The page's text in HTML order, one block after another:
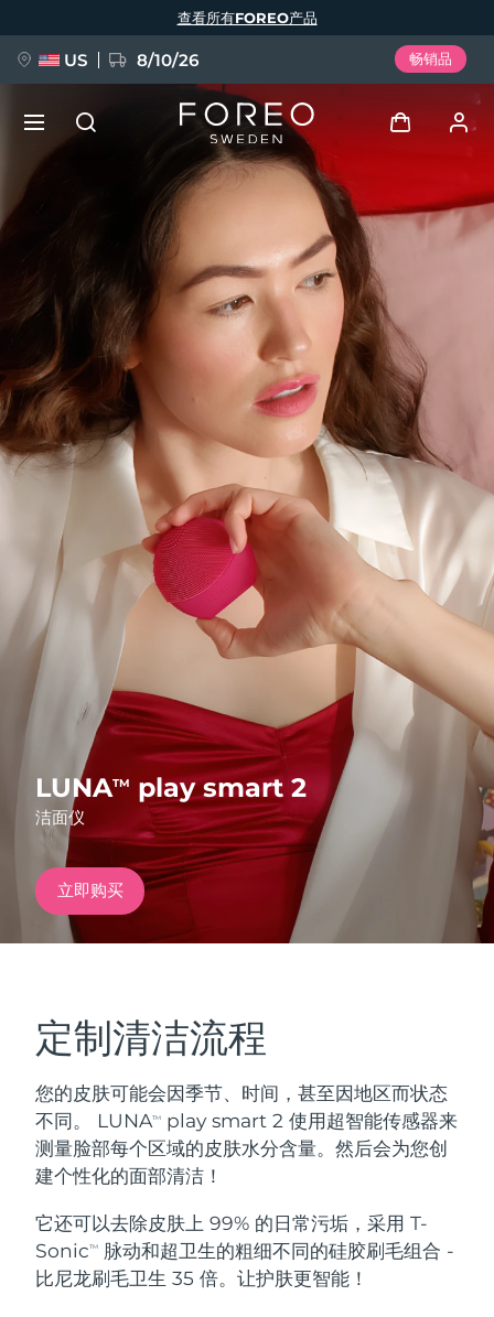
LUNATM play smart 2
洁面仪
立即购买
定制清洁流程
您的皮肤可能会因季节、时间，甚至因地区而状态
不同。 LUNATM
play smart 2 使用超智能传感器来
测量脸部每个区域的皮肤水分含量。然后会为您创
建个性化的面部清洁！
它还可以去除皮肤上 99% 的日常污垢，采用 T-
SonicTM
脉动和超卫生的粗细不同的硅胶刷毛组合 -
比尼龙刷毛卫生 35 倍。让护肤更智能！
查看所有FOREO产品
US 8/10/26 畅销品
登录
我的设备
我的订单
我的地址
我的订阅
FAQ™ Pure Beauty-Tech Elixir
BREAKING NEWS
issa™ Teeth Whitening Set
FAQ™ Dual LED Panel
热门产品
特别优惠 畅销产品
红光疗法
面部清洁
LUNA™ 4 套装
Anti-aging massage
LUNA™ 4 Plus
紧致提拉
BEAR™ 2 套装
Microcurrent toning
BEAR™ 2 go
补水保湿
UFO™ 3 套装
口腔护理
issa™ 4
语言
English Deutsch
Español
Français
Português
Polski
Svenska
Русский
Türkçe
简体中文 繁體中文
发货国家
美国 预计送达日期10/08/2026
英国 预计送达日期 09/08/2026
西班牙 09/08/2026
澳大利亚 预计送达日期 12/08/2026
预计送达日期
德国 预计送达日期
加拿大 预计送达日期
奥地利
比利时 预计送达日期09/08/2026
百慕大
波斯尼亚和黑塞哥维那 预计送达日期12/08/2026
文莱 预计送达日期